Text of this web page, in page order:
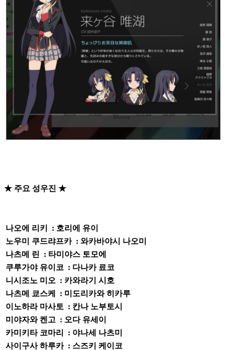
★ 주요 성우진 ★
나오에 리키 : 호리에 유이
노우미 쿠드랴프카 : 와카바야시 나오미
나츠메 린 : 타미야스 토모에
쿠루가야 유이코 : 다나카 료코
니시조노 미오 : 카와라기 시호
나츠메 쿄스케 : 미도리카와 히카루
이노하라 마사토 : 칸나 노부토시
미야자와 켄고 : 오다 유세이
카미키타 코마리 : 야나세 나츠미
사이구사 하루카 : 스즈키 케이코